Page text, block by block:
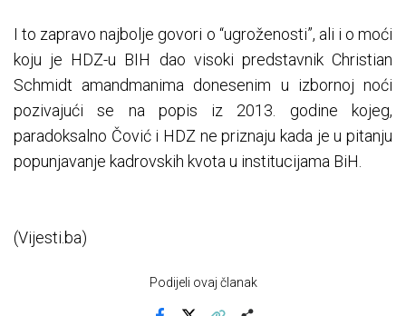
I to zapravo najbolje govori o “ugroženosti”, ali i o moći
koju je HDZ-u BIH dao visoki predstavnik Christian
Schmidt amandmanima donesenim u izbornoj noći
pozivajući se na popis iz 2013. godine kojeg,
paradoksalno Čović i HDZ ne priznaju kada je u pitanju
popunjavanje kadrovskih kvota u institucijama BiH.
(Vijesti.ba)
Podijeli ovaj članak